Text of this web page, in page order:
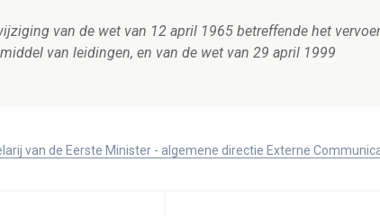
van de wet van 12 april 1965 betreffende het
van leidingen, en van de wet van 29 april 1999
van de Eerste Minister - algemene directie Externe